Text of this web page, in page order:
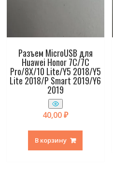
Разъем MicroUSB для
Huawei Honor 7C/7C
Pro/8X/10 Lite/Y5 2018/Y5
Lite 2018/P Smart 2019/Y6
2019
40,00₽
В корзину